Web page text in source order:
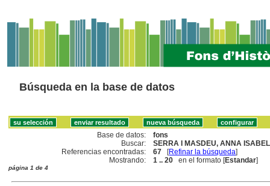
Búsqueda en la base de datos
Base de datos:
fons
Buscar:
SERRA I MASDEU, ANNA
Referencias encontradas:
67 [Refinar la búsqueda]
Mostrando:
1 .. 20 en el formato [Estandar]
página 1 de 4